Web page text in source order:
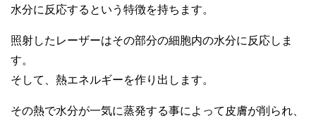
水分に反応するという特徴を持ちます。
照射したレーザーはその部分の細胞内の水分に反応しま
す。
そして、熱エネルギーを作り出します。
その熱で水分が一気に蒸発する事によって皮膚が削られ、